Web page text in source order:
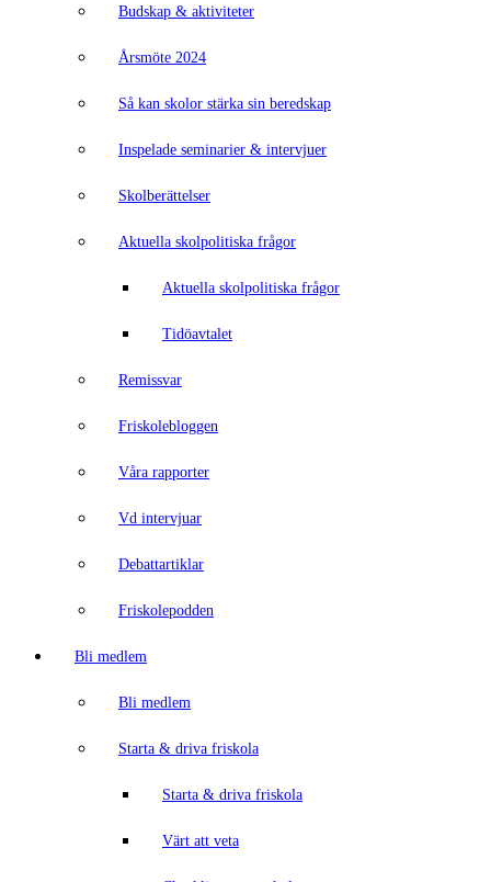
Budskap & aktiviteter
Årsmöte 2024
Så kan skolor stärka sin beredskap
Inspelade seminarier & intervjuer
Skolberättelser
Aktuella skolpolitiska frågor
Aktuella skolpolitiska frågor
Tidöavtalet
Remissvar
Friskolebloggen
Våra rapporter
Vd intervjuar
Debattartiklar
Friskolepodden
Bli medlem
Bli medlem
Starta & driva friskola
Starta & driva friskola
Värt att veta